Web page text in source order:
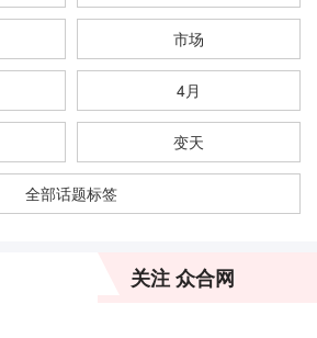
市场
4月
变天
全部话题标签
关注 众合网